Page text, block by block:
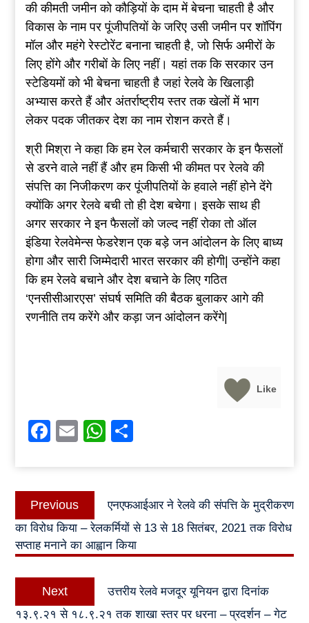
की कीमती जमीन को कौड़ियों के दाम में बेचना चाहती है और
विकास के नाम पर पूंजीपतियों के जरिए उसी जमीन पर शॉपिंग
मॉल और महंगे रेस्टोरेंट बनाना चाहती है, जो सिर्फ अमीरों के
लिए होंगे और गरीबों के लिए नहीं। यहां तक ​​कि सरकार उन
स्टेडियमों को भी बेचना चाहती है जहां रेलवे के खिलाड़ी
अभ्यास करते हैं और अंतर्राष्ट्रीय स्तर तक खेलों में भाग
लेकर पदक जीतकर देश का नाम रोशन करते हैं।
श्री मिश्रा ने कहा कि हम रेल कर्मचारी सरकार के इन फैसलों
से डरने वाले नहीं हैं और हम किसी भी कीमत पर रेलवे की
संपत्ति का निजीकरण कर पूंजीपतियों के हवाले नहीं होने देंगे
क्योंकि अगर रेलवे बची तो ही देश बचेगा। इसके साथ ही
अगर सरकार ने इन फैसलों को जल्द नहीं रोका तो ऑल
इंडिया रेलवेमेन्स फेडरेशन एक बड़े जन आंदोलन के लिए बाध्य
होगा और सारी जिम्मेदारी भारत सरकार की होगी| उन्होंने कहा
कि हम रेलवे बचाने और देश बचाने के लिए गठित
‘एनसीसीआरएस’ संघर्ष समिति की बैठक बुलाकर आगे की
रणनीति तय करेंगे और कड़ा जन आंदोलन करेंगे|
Like
Facebook
EmailWhatsApp
Post
navigation
Previous
Previous
post:
एनएफआईआर ने रेलवे की संपत्ति के मुद्रीकरण
का विरोध किया – रेलकर्मियों से 13 से 18 सितंबर, 2021 तक विरोध
सप्ताह मनाने का आह्वान किया
Next
Next
post:
उत्तरीय रेलवे मजदूर यूनियन द्वारा दिनांक
१३.९.२१ से १८.९.२१ तक शाखा स्तर पर धरना – प्रदर्शन – गेट